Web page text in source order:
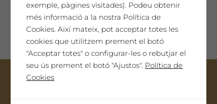
Afegeix a la cistella
exemple, pàgines visitades). Podeu obtenir
més informació a la nostra Política de
Cookies. Així mateix, pot acceptar totes les
cookies que utilitzem prement el botó
"Acceptar totes" o configurar-les o rebutjar el
seu ús prement el botó "Ajustos". Política de
Cookies